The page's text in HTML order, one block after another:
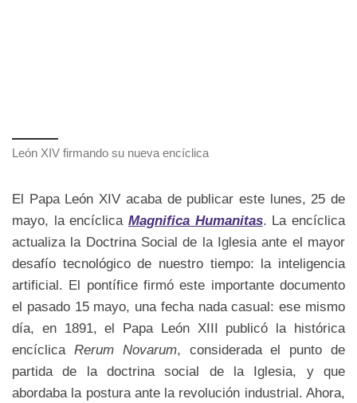
León XIV firmando su nueva encíclica
El Papa León XIV acaba de publicar este lunes, 25 de
mayo, la encíclica Magnifica Humanitas. La encíclica
actualiza la Doctrina Social de la Iglesia ante el mayor
desafío tecnológico de nuestro tiempo: la inteligencia
artificial. El pontífice firmó este importante documento
el pasado 15 mayo, una fecha nada casual: ese mismo
día, en 1891, el Papa León XIII publicó la histórica
encíclica Rerum Novarum, considerada el punto de
partida de la doctrina social de la Iglesia, y que
abordaba la postura ante la revolución industrial. Ahora,